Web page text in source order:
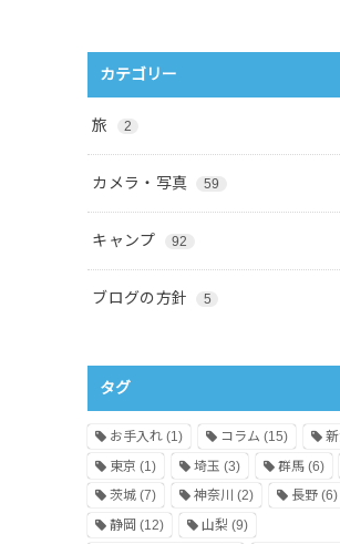
カテゴリー
旅 2
カメラ・写真 59
キャンプ 92
ブログの方針 5
タグ
お手入れ (1) コラム (15)
東京 (1) 埼玉 (3) 群馬(6)
茨城 (7) 神奈川 (2) 長野(6)
静岡 (12) 山梨 (9)